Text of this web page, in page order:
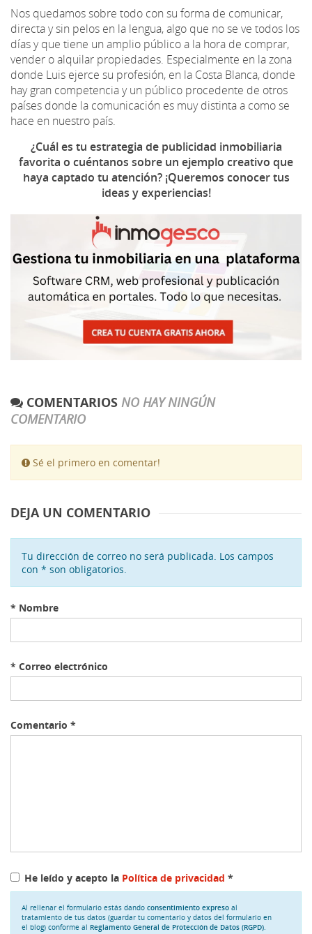
Nos quedamos sobre todo con su forma de comunicar,
directa y sin pelos en la lengua, algo que no se ve todos los
días y que tiene un amplio público a la hora de comprar,
vender o alquilar propiedades. Especialmente en la zona
donde Luis ejerce su profesión, en la Costa Blanca, donde
hay gran competencia y un público procedente de otros
países donde la comunicación es muy distinta a como se
hace en nuestro país.
¿Cuál es tu estrategia de publicidad inmobiliaria
favorita o cuéntanos sobre un ejemplo creativo que
haya captado tu atención? ¡Queremos conocer tus
ideas y experiencias!
COMENTARIOS NO HAY NINGÚN
COMENTARIO
Sé el primero en comentar!
DEJA UN COMENTARIO
Tu dirección de correo no será publicada. Los campos
con * son obligatorios.
* Nombre
* Correo electrónico
Comentario *
He leído y acepto la Política de privacidad *
Al rellenar el formulario estás dando consentimiento expreso al
tratamiento de tus datos (guardar tu comentario y datos del formulario en
el blog) conforme al Reglamento General de Protección de Datos (RGPD)